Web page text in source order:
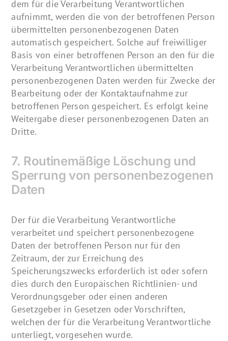
dem für die Verarbeitung Verantwortlichen
aufnimmt, werden die von der betroffenen Person
übermittelten personenbezogenen Daten
automatisch gespeichert. Solche auf freiwilliger
Basis von einer betroffenen Person an den für die
Verarbeitung Verantwortlichen übermittelten
personenbezogenen Daten werden für Zwecke der
Bearbeitung oder der Kontaktaufnahme zur
betroffenen Person gespeichert. Es erfolgt keine
Weitergabe dieser personenbezogenen Daten an
Dritte.
7. Routinemäßige Löschung und
Sperrung von personenbezogenen
Daten
Der für die Verarbeitung Verantwortliche
verarbeitet und speichert personenbezogene
Daten der betroffenen Person nur für den
Zeitraum, der zur Erreichung des
Speicherungszwecks erforderlich ist oder sofern
dies durch den Europäischen Richtlinien- und
Verordnungsgeber oder einen anderen
Gesetzgeber in Gesetzen oder Vorschriften,
welchen der für die Verarbeitung Verantwortliche
unterliegt, vorgesehen wurde.